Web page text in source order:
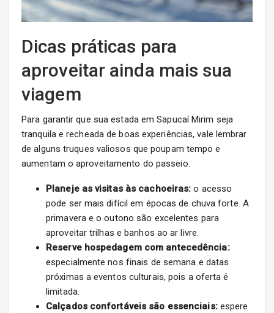
Dicas práticas para
aproveitar ainda mais sua
viagem
Para garantir que sua estada em Sapucaí Mirim seja
tranquila e recheada de boas experiências, vale lembrar
de alguns truques valiosos que poupam tempo e
aumentam o aproveitamento do passeio.
Planeje as visitas às cachoeiras: o acesso
pode ser mais difícil em épocas de chuva forte. A
primavera e o outono são excelentes para
aproveitar trilhas e banhos ao ar livre.
Reserve hospedagem com antecedência:
especialmente nos finais de semana e datas
próximas a eventos culturais, pois a oferta é
limitada.
Calçados confortáveis são essenciais:espere